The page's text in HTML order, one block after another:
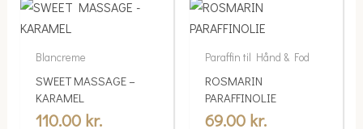
Blancreme
SWEET MASSAGE –
KARAMEL
110.00 kr.
Paraffin til Hånd & Fod
ROSMARIN
PARAFFINOLIE
69.00 kr.